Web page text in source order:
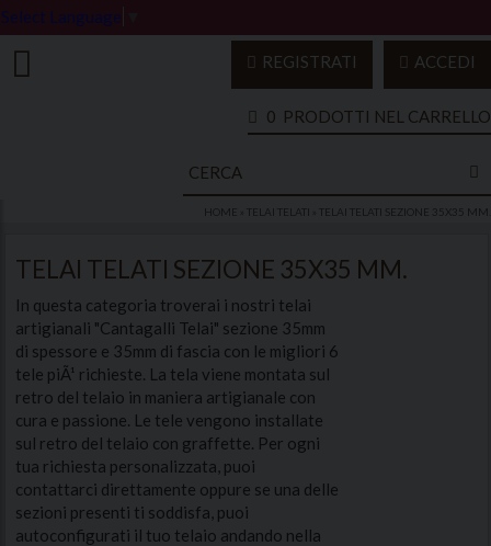
Select Language
ACCEDI
REGISTRATI
0 PRODOTTI NEL CARRELLO
HOME TELAI TELATI TELAI TELATI SEZIONE 35X35 MM.
TELAI TELATI SEZIONE 35X35 MM.
In questa categoria troverai i nostri telai
artigianali "Cantagalli Telai" sezione 35mm
di spessore e 35mm di fascia con le migliori 6
tele piÃ¹ richieste. La tela viene montata sul
retro del telaio in maniera artigianale con
cura e passione. Le tele vengono installate
sul retro del telaio con graffette. Per ogni
tua richiesta personalizzata, puoi
contattarci direttamente oppure se una delle
sezioni presenti ti soddisfa, puoi
autoconfigurati il tuo telaio andando nella